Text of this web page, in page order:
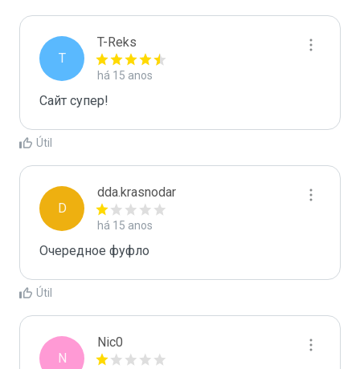
T
T-Reks
há 15 anos
Сайт супер!
Útil
D
dda.krasnodar
há 15 anos
Очередное фуфло
Útil
N
Nic0